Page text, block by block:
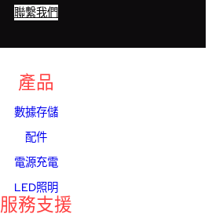
聯繫我們
產品
數據存儲
配件
電源充電
LED照明
服務支援